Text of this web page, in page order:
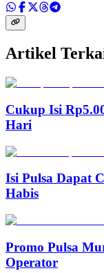
Artikel
Cukup Isi
Hari
Isi Pulsa Dapat
Habis
Promo Pulsa
Operator